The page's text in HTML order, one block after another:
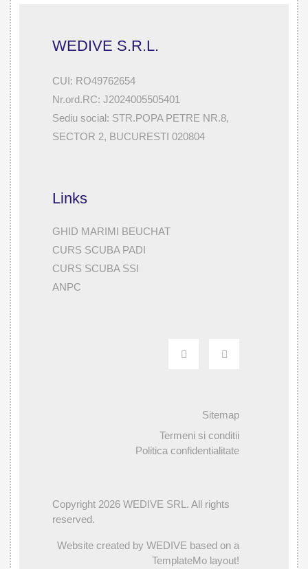
WEDIVE S.R.L.
CUI: RO49762654
Nr.ord.RC: J2024005505401
Sediu social: STR.POPA PETRE NR.8,
SECTOR 2, BUCURESTI 020804
Links
GHID MARIMI BEUCHAT
CURS SCUBA PADI
CURS SCUBA SSI
ANPC
Sitemap
Termeni si conditii
Politica confidentialitate
Copyright 2026 WEDIVE SRL. All rights
reserved.
Website created by WEDIVE based on a
TemplateMo layout!